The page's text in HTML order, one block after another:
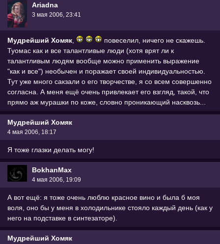
Ariadna
3 мая 2006, 23:41
Мудрейший Хомяк
повеселил, ничего не скажешь.
Туомас как и все талантливые люди (хотя врят ли к
талантливым людям вообще можно применить выражение
"как и все") необычен и поражает своей индивидуальностью.
Тут уже много сакзали о его творчестве, я со всем совершенно
согласна. А меня ещё очень привлекает его взгляд, такой, что
прямо аж мурашки по коже, словно проникающий насквозь...
Мудрейший Хомяк
4 мая 2006, 18:17
Я тоже глазки делать могу!
BokhanMax
4 мая 2006, 19:09
А вот ещё: я тоже очень люблю красное вино и была б моя
воля, оно бы у меня в холодильнике стояло каждый день (как у
него на подставке в синтезаторе).
Мудрейший Хомяк